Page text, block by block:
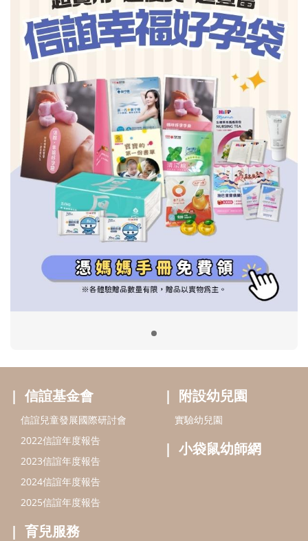
信誼基金會
2022信誼年度報告
2023信誼年度報告
2024信誼年度報告
好孕袋
分齡育兒電子報
線上教養諮詢
附設幼兒園
小袋鼠幼師網
出版服務
信誼基金出版社
閱讀推廣